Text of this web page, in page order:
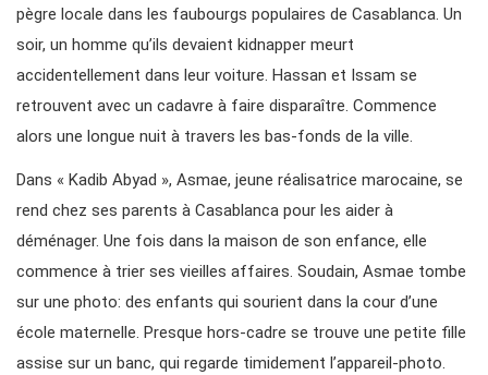
pègre locale dans les faubourgs populaires de Casablanca. Un
soir, un homme qu’ils devaient kidnapper meurt
accidentellement dans leur voiture. Hassan et Issam se
retrouvent avec un cadavre à faire disparaître. Commence
alors une longue nuit à travers les bas-fonds de la ville.
Dans « Kadib Abyad », Asmae, jeune réalisatrice marocaine, se
rend chez ses parents à Casablanca pour les aider à
déménager. Une fois dans la maison de son enfance, elle
commence à trier ses vieilles affaires. Soudain, Asmae tombe
sur une photo: des enfants qui sourient dans la cour d’une
école maternelle. Presque hors-cadre se trouve une petite fille
assise sur un banc, qui regarde timidement l’appareil-photo.